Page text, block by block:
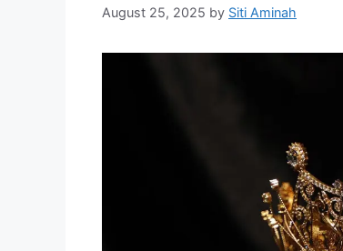
August 25, 2025 by Siti Aminah